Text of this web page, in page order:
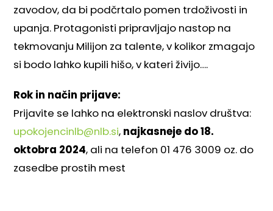
zavodov, da bi podčrtalo pomen trdoživosti in
upanja. Protagonisti pripravljajo nastop na
tekmovanju Milijon za talente, v kolikor zmagajo
si bodo lahko kupili hišo, v kateri živijo….
Rok in način prijave:
Prijavite se lahko na elektronski naslov društva:
upokojencinlb@nlb.si, najkasneje do 18.
oktobra 2024, ali na telefon 01 476 3009 oz. do
zasedbe prostih mest